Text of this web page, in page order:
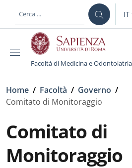
al contenuto principale
IT
Facoltà di Medicina e Odontoiatria
Briciole di pane
Home / Facoltà / Governo /
Comitato di Monitoraggio
Comitato di
Monitoraggio